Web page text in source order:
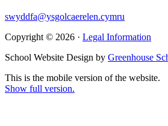
swyddfa@ysgolcaerelen.cymru
Copyright © 2026 · Legal Information
School Website Design by Greenhouse
This is the mobile version of the website.
Show full version.